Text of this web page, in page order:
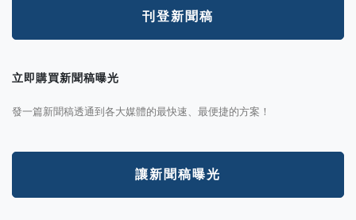
刊登新聞稿
立即購買新聞稿曝光
發一篇新聞稿透通到各大媒體的最快速、最便捷的方案！
讓新聞稿曝光